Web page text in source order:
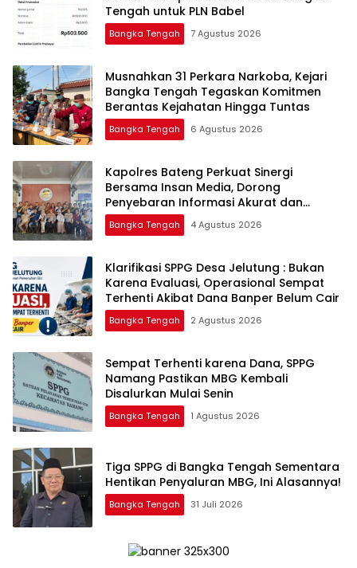
Tengah untuk PLN Babel
Bangka Tengah 7 Agustus 2026
Musnahkan 31 Perkara Narkoba, Kejari
Bangka Tengah Tegaskan Komitmen
Berantas Kejahatan Hingga Tuntas
Bangka Tengah 6 Agustus 2026
‎Kapolres Bateng Perkuat Sinergi
Bersama Insan Media, Dorong
Penyebaran Informasi Akurat dan
Layanan Polri 110
Bangka Tengah 4 Agustus 2026
‎Klarifikasi SPPG Desa Jelutung : Bukan
Karena Evaluasi, Operasional Sempat
Terhenti Akibat Dana Banper Belum Cair
Bangka Tengah 2 Agustus 2026
‎Sempat Terhenti karena Dana, SPPG
Namang Pastikan MBG Kembali
Disalurkan Mulai Senin
Bangka Tengah 1 Agustus 2026
‎Tiga SPPG di Bangka Tengah Sementara
Bangka Tengah 31 Juli 2026